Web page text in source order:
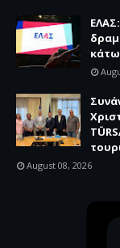
August 08, 2026